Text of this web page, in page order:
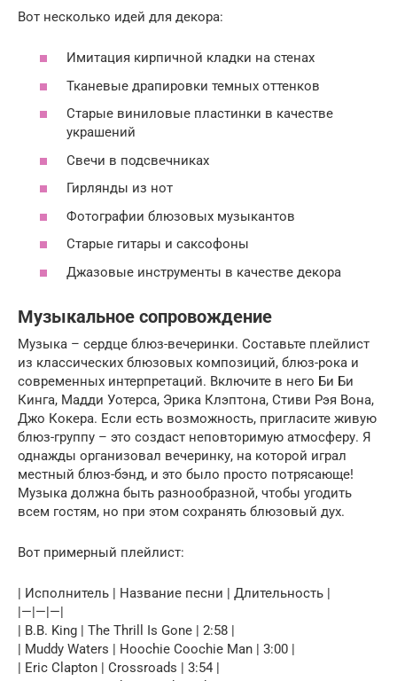
Вот несколько идей для декора:
Имитация кирпичной кладки на стенах
Тканевые драпировки темных оттенков
Старые виниловые пластинки в качестве
украшений
Свечи в подсвечниках
Гирлянды из нот
Фотографии блюзовых музыкантов
Старые гитары и саксофоны
Джазовые инструменты в качестве декора
Музыкальное сопровождение
Музыка – сердце блюз-вечеринки. Составьте плейлист
из классических блюзовых композиций, блюз-рока и
современных интерпретаций. Включите в него Би Би
Кинга, Мадди Уотерса, Эрика Клэптона, Стиви Рэя Вона,
Джо Кокера. Если есть возможность, пригласите живую
блюз-группу – это создаст неповторимую атмосферу. Я
однажды организовал вечеринку, на которой играл
местный блюз-бэнд, и это было просто потрясающе!
Музыка должна быть разнообразной, чтобы угодить
всем гостям, но при этом сохранять блюзовый дух.
Вот примерный плейлист:
| Исполнитель | Название песни | Длительность |
|—|—|—|
| B.B. King | The Thrill Is Gone | 2:58 |
| Muddy Waters | Hoochie Coochie Man | 3:00 |
| Eric Clapton | Crossroads | 3:54 |